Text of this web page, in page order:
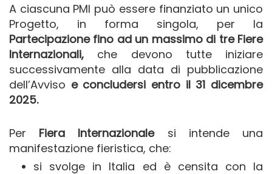
A ciascuna PMI può essere finanziato un unico
Progetto, in forma singola, per la
Partecipazione fino ad un massimo di tre Fiere
Internazionali, che devono tutte iniziare
successivamente alla data di pubblicazione
dell’Avviso e concludersi entro il 31 dicembre
2025.
Per Fiera Internazionalesi intende una
manifestazione fieristica, che:
si svolge in Italia ed è censita con la